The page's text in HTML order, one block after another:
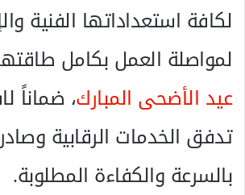
لكافة استعداداتها الفنية
لمواصلة العمل بكامل
عيد الأضحى المبارك، ضماناً
تدفق الخدمات الرقابية
بالسرعة والكفاءة المطلوبة.